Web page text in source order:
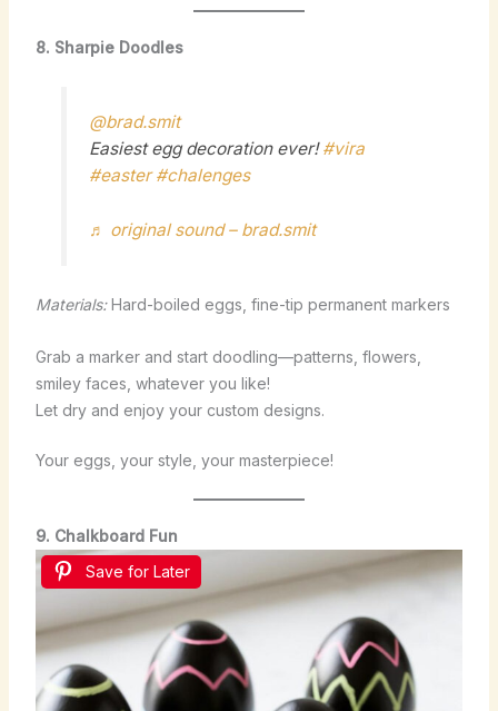
8. Sharpie Doodles
@brad.smit
Easiest egg decoration ever!#vira
#easter #chalenges
♬ original sound – brad.smit
Materials:Hard-boiled eggs, fine-tip permanent markers
Grab a marker and start doodling—patterns, flowers,
smiley faces, whatever you like!
Let dry and enjoy your custom designs.
Your eggs, your style, your masterpiece!
9. Chalkboard Fun
Save for Later